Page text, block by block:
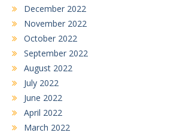
December 2022
November 2022
October 2022
September 2022
August 2022
July 2022
June 2022
April 2022
March 2022